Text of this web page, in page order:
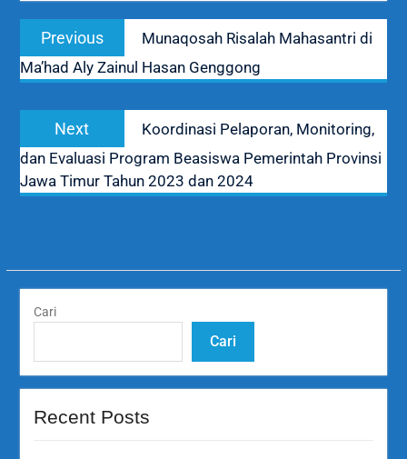
Navigasi
posPrevious
post:
Munaqosah Risalah Mahasantri di
Ma’had Aly Zainul Hasan Genggong
Next
post:
Koordinasi Pelaporan, Monitoring,
dan Evaluasi Program Beasiswa Pemerintah Provinsi
Jawa Timur Tahun 2023 dan 2024
Cari
Cari
Recent Posts